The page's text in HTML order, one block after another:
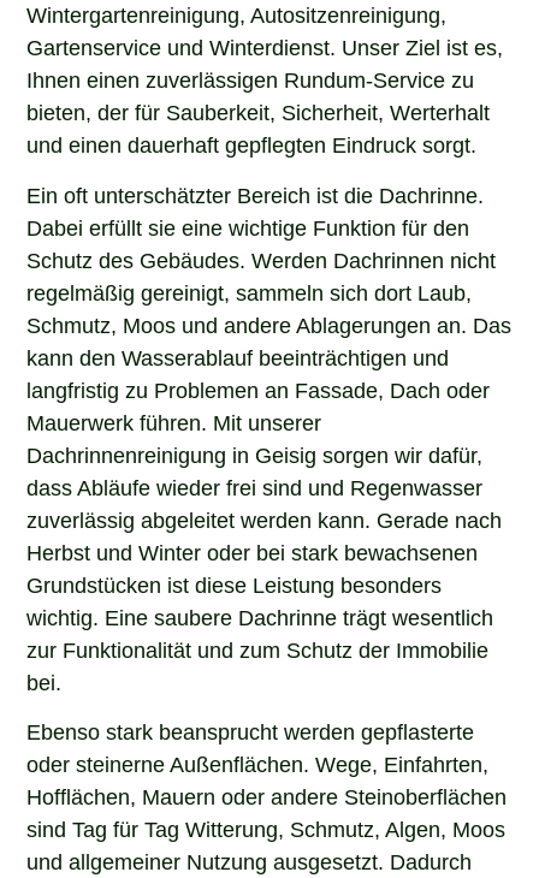
Wintergartenreinigung, Autositzenreinigung,
Gartenservice und Winterdienst. Unser Ziel ist es,
Ihnen einen zuverlässigen Rundum-Service zu
bieten, der für Sauberkeit, Sicherheit, Werterhalt
und einen dauerhaft gepflegten Eindruck sorgt.
Ein oft unterschätzter Bereich ist die Dachrinne.
Dabei erfüllt sie eine wichtige Funktion für den
Schutz des Gebäudes. Werden Dachrinnen nicht
regelmäßig gereinigt, sammeln sich dort Laub,
Schmutz, Moos und andere Ablagerungen an. Das
kann den Wasserablauf beeinträchtigen und
langfristig zu Problemen an Fassade, Dach oder
Mauerwerk führen. Mit unserer
Dachrinnenreinigung in Geisig sorgen wir dafür,
dass Abläufe wieder frei sind und Regenwasser
zuverlässig abgeleitet werden kann. Gerade nach
Herbst und Winter oder bei stark bewachsenen
Grundstücken ist diese Leistung besonders
wichtig. Eine saubere Dachrinne trägt wesentlich
zur Funktionalität und zum Schutz der Immobilie
bei.
Ebenso stark beansprucht werden gepflasterte
oder steinerne Außenflächen. Wege, Einfahrten,
Hofflächen, Mauern oder andere Steinoberflächen
sind Tag für Tag Witterung, Schmutz, Algen, Moos
und allgemeiner Nutzung ausgesetzt. Dadurch